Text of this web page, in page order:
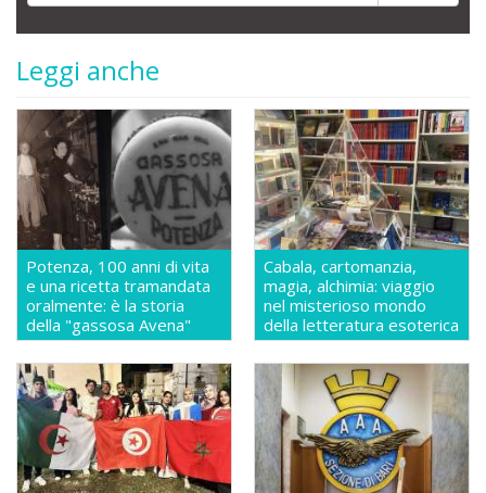
Leggi anche
Potenza, 100 anni di vita
e una ricetta tramandata
oralmente: è la storia
della "gassosa Avena"
Cabala, cartomanzia,
magia, alchimia: viaggio
nel misterioso mondo
della letteratura esoterica